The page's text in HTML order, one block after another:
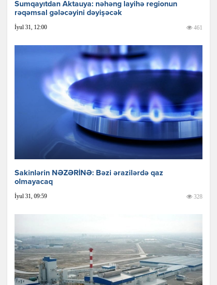
Sumqayıtdan Aktauya: nəhəng layihə regionun
rəqəmsal gələcəyini dəyişəcək
İyul 31, 12:00 461
Sakinlərin NƏZƏRİNƏ: Bəzi ərazilərdə qaz
olmayacaq
İyul 31, 09:59 328